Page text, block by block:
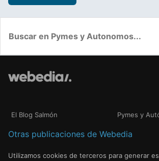
El Blog Salmón Pymes y
Otras publicaciones de Webedia
Utilizamos cookies de terceros para generar